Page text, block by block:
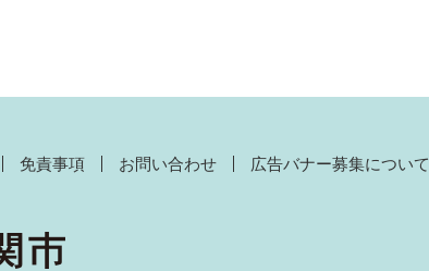
免責事項 お問い合わせ 広告バナー募集について